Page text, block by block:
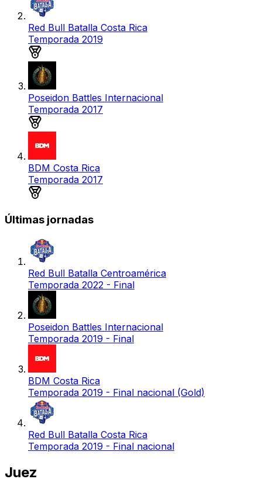
Red Bull Batalla Costa Rica
Temporada 2019
Poseidon Battles Internacional
Temporada 2017
BDM Costa Rica
Temporada 2017
Últimas jornadas
Red Bull Batalla Centroamérica
Temporada 2022 - Final
Poseidon Battles Internacional
Temporada 2019 - Final
BDM Costa Rica
Temporada 2019 - Final nacional (Gold)
Red Bull Batalla Costa Rica
Temporada 2019 - Final nacional
Juez